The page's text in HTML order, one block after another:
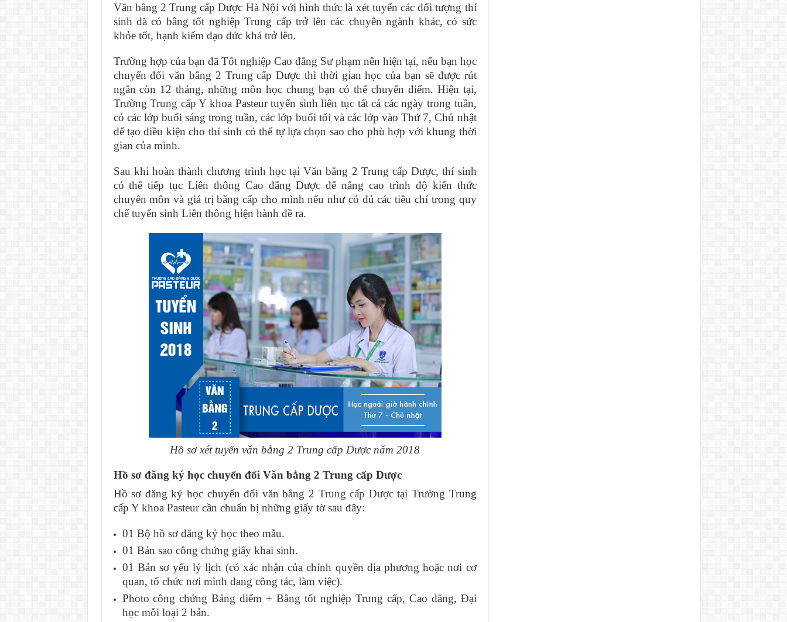
Văn bằng 2 Trung cấp Dược Hà Nội với hình thức là xét tuyển các đối tượng thí
sinh đã có bằng tốt nghiệp Trung cấp trở lên các chuyên ngành khác, có sức
khỏe tốt, hạnh kiểm đạo đức khá trở lên.
Trường hợp của bạn đã Tốt nghiệp Cao đẳng Sư phạm nên hiện tại, nếu bạn học
chuyển đổi văn bằng 2 Trung cấp Dược thì thời gian học của bạn sẽ được rút
ngắn còn 12 tháng, những môn học chung bạn có thể chuyển điểm. Hiện tại,
TrườngTrung cấp Y khoa Pasteur tuyển sinh liên tục tất cả các ngày trong tuần,
có các lớp buổi sáng trong tuần, các lớp buổi tối và các lớp vào Thứ 7, Chủ nhật
để tạo điều kiện cho thí sinh có thể tự lựa chọn sao cho phù hợp với khung thời
gian của mình.
Sau khi hoàn thành chương trình học tại Văn bằng 2 Trung cấp Dược, thí sinh
có thể tiếp tục Liên thông Cao đẳng Dược để nâng cao trình độ kiến thức
chuyên môn và giá trị bằng cấp cho mình nếu như có đủ các tiêu chí trong quy
chế tuyển sinh Liên thông hiện hành đề ra.
Hồ sơ xét tuyển văn bằng 2 Trung cấp Dược năm 2018
Hồ sơ đăng ký học chuyển đổi Văn bằng 2 Trung cấp Dược
Hồ sơ đăng ký học chuyển đổi văn bằng 2 Trung cấp Dượctại Trường Trung
cấp Y khoa Pasteur cần chuẩn bị những giấy tờ sau đây:
01 Bộ hồ sơ đăng ký học theo mẫu.
01 Bản sao công chứng giấy khai sinh.
01 Bản sơ yếu lý lịch (có xác nhận của chính quyền địa phương hoặc nơi cơ
quan, tổ chức nơi mình đang công tác, làm việc).
Photo công chứng Bảng điểm + Bằng tốt nghiệp Trung cấp, Cao đẳng, Đại
học mỗi loại 2 bản.